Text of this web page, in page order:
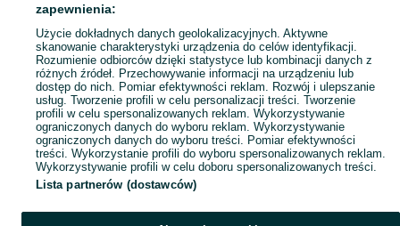
Mapa ministron
Popularne wyszukiwania
zapewnienia:
Użycie dokładnych danych geolokalizacyjnych. Aktywne
skanowanie charakterystyki urządzenia do celów identyfikacji.
Rozumienie odbiorców dzięki statystyce lub kombinacji danych z
różnych źródeł. Przechowywanie informacji na urządzeniu lub
dostęp do nich. Pomiar efektywności reklam. Rozwój i ulepszanie
usług. Tworzenie profili w celu personalizacji treści. Tworzenie
profili w celu spersonalizowanych reklam. Wykorzystywanie
ograniczonych danych do wyboru reklam. Wykorzystywanie
ograniczonych danych do wyboru treści. Pomiar efektywności
treści. Wykorzystanie profili do wyboru spersonalizowanych reklam.
Wykorzystywanie profili w celu doboru spersonalizowanych treści.
Lista partnerów (dostawców)